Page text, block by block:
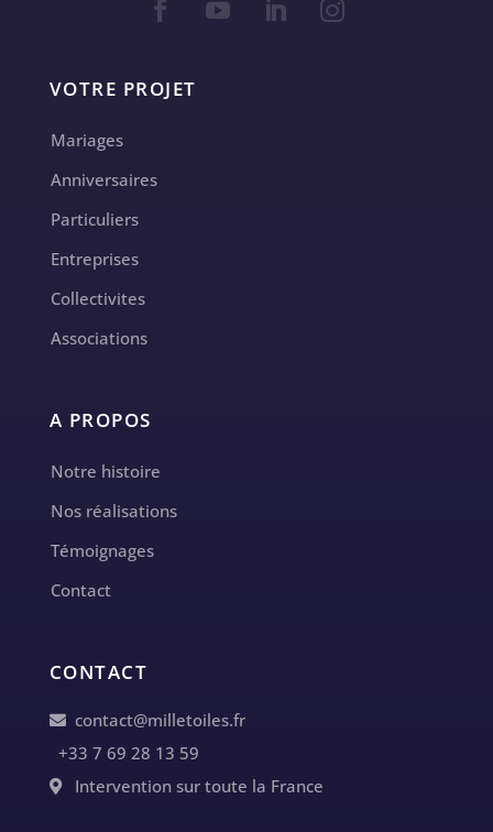
VOTRE PROJET
Mariages
Anniversaires
Particuliers
Entreprises
Collectivites
Associations
A PROPOS
Notre histoire
Nos réalisations
Témoignages
Contact
CONTACT
contact@milletoiles.fr
+33 7 69 28 13 59
Intervention sur toute la France